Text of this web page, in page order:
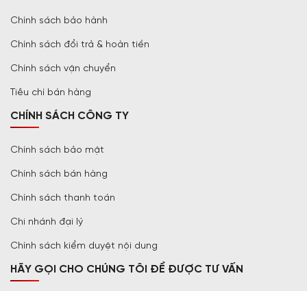
Chính sách bảo hành
Chính sách đổi trả & hoàn tiền
Chính sách vận chuyển
Tiêu chí bán hàng
CHÍNH SÁCH CÔNG TY
Chính sách bảo mật
Chính sách bán hàng
Chính sách thanh toán
Chi nhánh đại lý
Chính sách kiểm duyệt nội dung
HÃY GỌI CHO CHÚNG TÔI ĐỂ ĐƯỢC TƯ VẤN